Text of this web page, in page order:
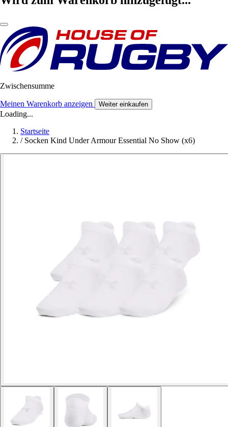
Zwischensumme
Meinen Warenkorb anzeigen Weiter einkaufen
Loading...
Startseite
/ Socken Kind Under Armour Essential No Show (x6)